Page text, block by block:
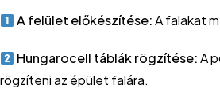
A felület előkészítése:A falakat
Hungarocell táblák rögzítése:A
rögzíteni az épület falára.